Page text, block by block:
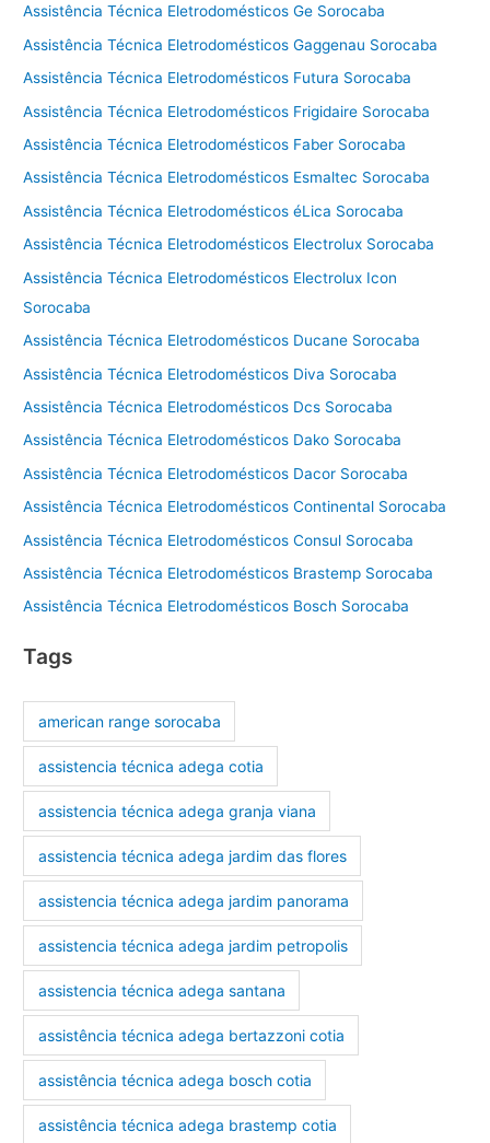
Assistência Técnica Eletrodomésticos Ge Sorocaba
Assistência Técnica Eletrodomésticos Gaggenau Sorocaba
Assistência Técnica Eletrodomésticos Futura Sorocaba
Assistência Técnica Eletrodomésticos Frigidaire Sorocaba
Assistência Técnica Eletrodomésticos Faber Sorocaba
Assistência Técnica Eletrodomésticos Esmaltec Sorocaba
Assistência Técnica Eletrodomésticos éLica Sorocaba
Assistência Técnica Eletrodomésticos Electrolux Sorocaba
Assistência Técnica Eletrodomésticos Electrolux Icon
Sorocaba
Assistência Técnica Eletrodomésticos Ducane Sorocaba
Assistência Técnica Eletrodomésticos Diva Sorocaba
Assistência Técnica Eletrodomésticos Dcs Sorocaba
Assistência Técnica Eletrodomésticos Dako Sorocaba
Assistência Técnica Eletrodomésticos Dacor Sorocaba
Assistência Técnica Eletrodomésticos Continental Sorocaba
Assistência Técnica Eletrodomésticos Consul Sorocaba
Assistência Técnica Eletrodomésticos Brastemp Sorocaba
Assistência Técnica Eletrodomésticos Bosch Sorocaba
Tags
american range sorocaba
assistencia técnica adega cotia
assistencia técnica adega granja viana
assistencia técnica adega jardim das flores
assistencia técnica adega jardim panorama
assistencia técnica adega jardim petropolis
assistencia técnica adega santana
assistência técnica adega bertazzoni cotia
assistência técnica adega bosch cotia
assistência técnica adega brastemp cotia